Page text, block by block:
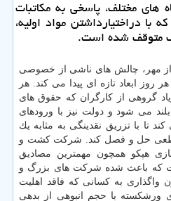
مختلف، پاسخی به مكاتبات
با دراختیارداشتن مواد اولیه،
متوقف شده است.
مهر، چالش های ناشی از خصوصی
روز ابعاد تازه ای پیدا می كند. هر
گروهی از كارگران كه حقوق های
می شود و دولت نیز با ورودهای
تا با تزریق نقدینگی به مثابه یك
حل و فصل كند. شركت كشت و
هپكو همچون مهمترین مصادیق
باعث شده شركت های بزرگ و
واگذاری به كسانی كه فاقد اهلیت
ورشكسته با حجم انبوهی از بدهی